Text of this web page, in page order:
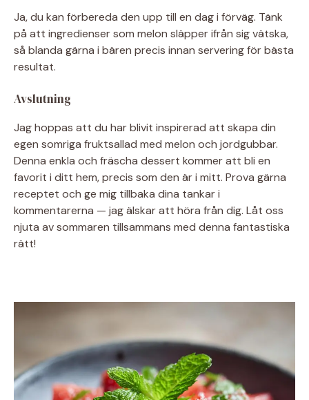
Ja, du kan förbereda den upp till en dag i förväg. Tänk
på att ingredienser som melon släpper ifrån sig vätska,
så blanda gärna i bären precis innan servering för bästa
resultat.
Avslutning
Jag hoppas att du har blivit inspirerad att skapa din
egen somriga fruktsallad med melon och jordgubbar.
Denna enkla och fräscha dessert kommer att bli en
favorit i ditt hem, precis som den är i mitt. Prova gärna
receptet och ge mig tillbaka dina tankar i
kommentarerna — jag älskar att höra från dig. Låt oss
njuta av sommaren tillsammans med denna fantastiska
rätt!